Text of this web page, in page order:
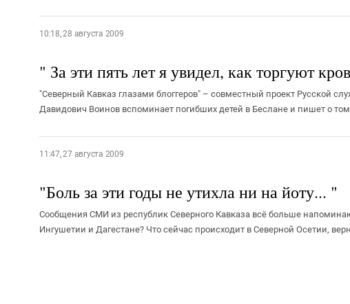
10:18, 28 августа 2009
" За эти пять лет я увидел, как торгуют
"Северный Кавказ глазами блоггеров" – совместный проект Русской
Давидович Воинов вспоминает погибших детей в Беслане и пишет о
11:47, 27 августа 2009
"Боль за эти годы не утихла ни на йоту... "
Сообщения СМИ из республик Северного Кавказа всё больше
Ингушетии и Дагестане? Что сейчас происходит в Северной Осетии,